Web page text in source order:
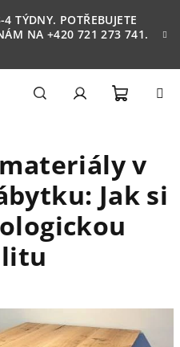
TÝDNY. POTŘEBUJETE
NA +420 721 273 741.
košík
v
Jak si